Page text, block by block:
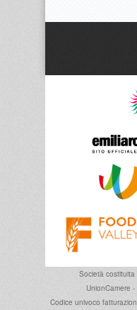
Società costituita
UnionCamere
Codice univoco